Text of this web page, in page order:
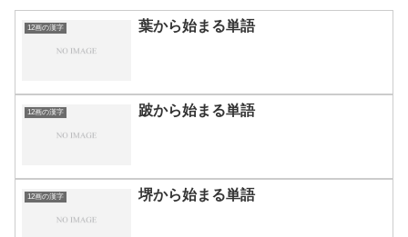
12画の漢字 葉から始まる単語
12画の漢字 跛から始まる単語
12画の漢字 堺から始まる単語